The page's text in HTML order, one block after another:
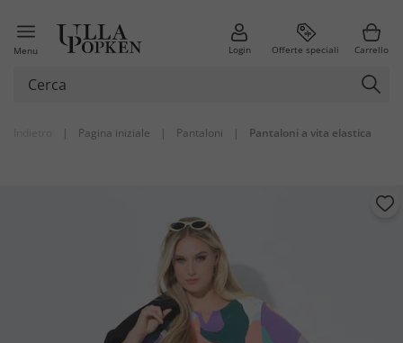
Menu Login Offerte speciali Carrello
| Pagina iniziale | Pantaloni | Pantaloni a vita elastica